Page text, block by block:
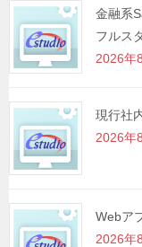
金融系
フルス
2026年
現行社
2026年
Webア
2026年